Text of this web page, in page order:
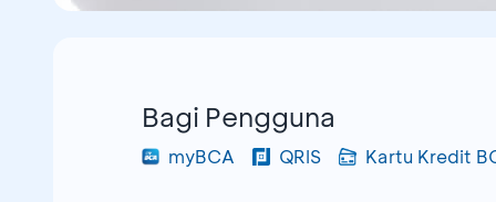
Bagi Pengguna
myBCA QRIS Kartu Kredit